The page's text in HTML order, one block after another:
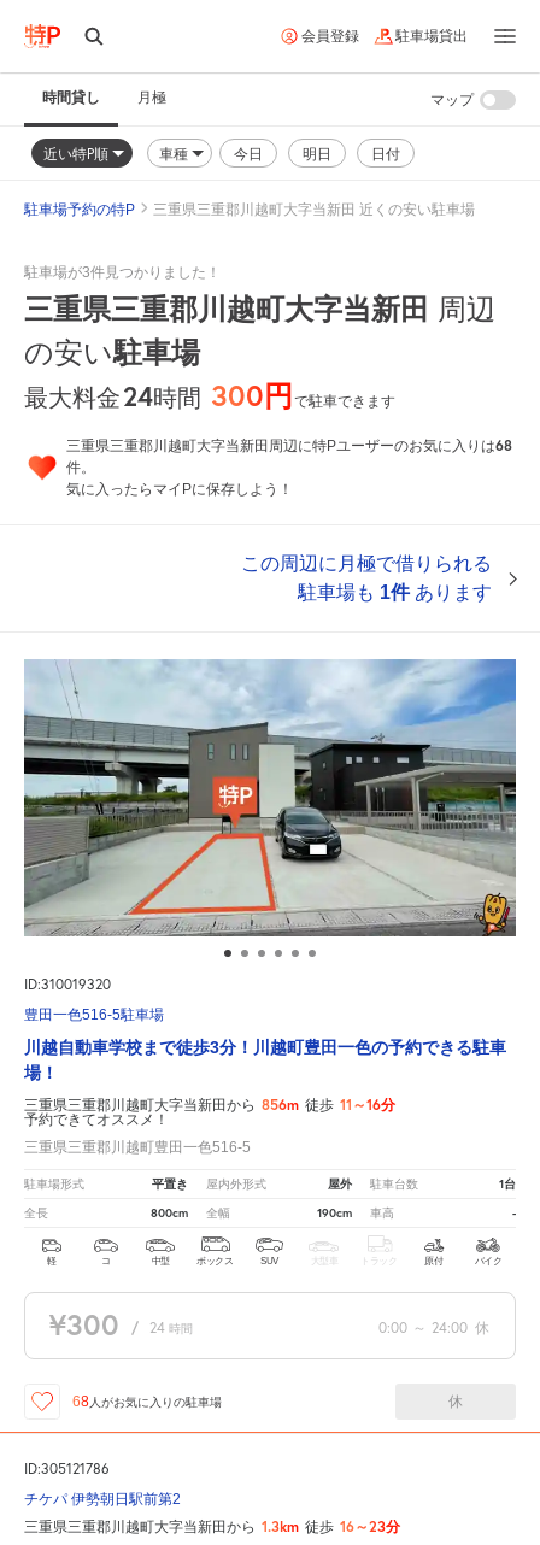
会員登録 駐車場貸出
時間貸し 月極
近い特P順 車種 今日 明日 日付
マップ
駐車場予約の特P 三重県三重郡川越町大字当新田 近くの安い駐車場
駐車場が3件見つかりました！
三重県三重郡川越町大字当新田 周辺
の安い駐車場
最大料金24時間 300円で駐車できます
三重県三重郡川越町大字当新田周辺に特Pユーザーのお気に入りは68
件。
気に入ったらマイPに保存しよう！
この周辺に月極で借りられる
駐車場も 1件あります
ID:310019320
豊田一色516-5駐車場
川越自動車学校まで徒歩3分！川越町豊田一色の予約できる駐車
場！
三重県三重郡川越町大字当新田から 856m 徒歩 11～16分
予約できてオススメ！
三重県三重郡川越町豊田一色516-5
駐車場形式 平置き 屋内外形式 屋外 駐車台数 1台
全長 800cm 全幅 190cm 車高 -
軽 コ 中型 ボックス SUV 大型車 トラック 原付 バイク
¥300 / 24 時間 0:00 ～ 24:00 休
68 人がお気に入りの駐車場 休
ID:305121786
チケパ 伊勢朝日駅前第2
三重県三重郡川越町大字当新田から 1.3km 徒歩 16～23分